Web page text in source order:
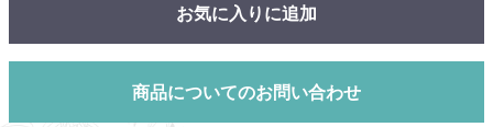
お気に入りに追加
商品についてのお問い合わせ